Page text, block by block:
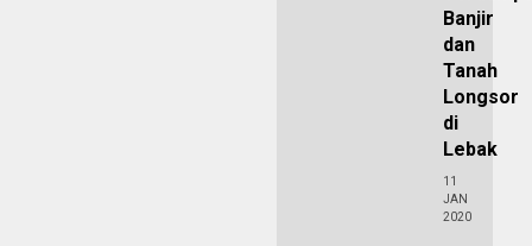
Banjir
dan
Tanah
Longsor
di
Lebak
11
JAN
2020